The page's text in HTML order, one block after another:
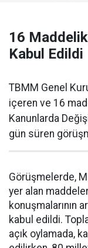
16
Kabul Edildi
TBMM Genel
içeren ve 16
Kanunlarda
gün süren
Görüşmelerde,
yer alan
konuşmalarının
kabul edildi.
açık oylamada,